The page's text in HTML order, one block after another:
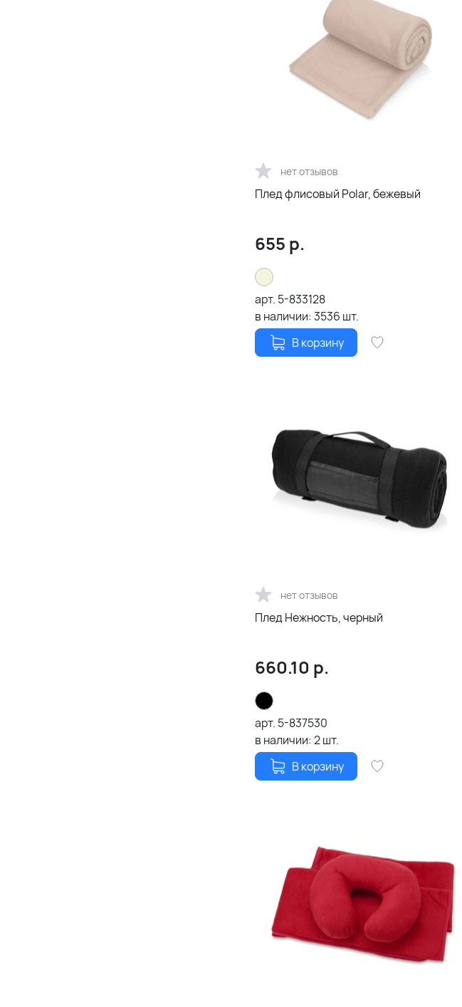
нет отзывов
Плед флисовый Polar, бежевый
655 р.
арт. 5-833128
в наличии:3536 шт.
В корзину
нет отзывов
Плед Нежность, черный
660.10 р.
арт. 5-837530
в наличии:2шт.
В корзину